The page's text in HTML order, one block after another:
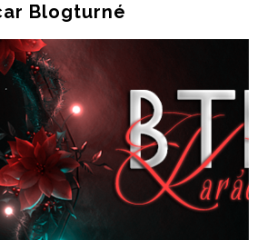
Blogturné